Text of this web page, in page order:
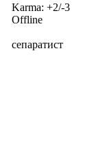
Karma: +2/-3
Offline
сепаратист